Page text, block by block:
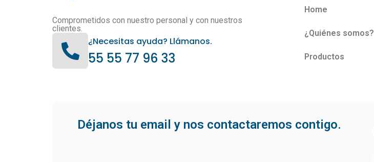
Comprometidos con nuestro personal y con nuestros
clientes.
¿Necesitas ayuda? Llámanos.
55 55 77 96 33
Home
¿Quiénes somos?
Productos
Déjanos tu email y nos contactaremos contigo.